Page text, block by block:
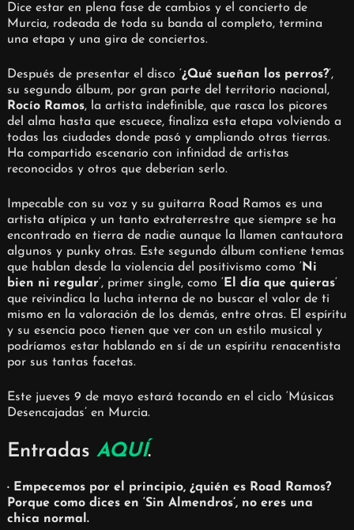
Dice estar en plena fase de cambios y el concierto de
Murcia, rodeada de toda su banda al completo, termina
una etapa y una gira de conciertos.
Después de presentar el disco ‘¿Qué sueñan los perros?‘,
su segundo álbum, por gran parte del territorio nacional,
Rocío Ramos, la artista indefinible, que rasca los picores
del alma hasta que escuece, finaliza esta etapa volviendo a
todas las ciudades donde pasó y ampliando otras tierras.
Ha compartido escenario con infinidad de artistas
reconocidos y otros que deberían serlo.
Impecable con su voz y su guitarra Road Ramos es una
artista atípica y un tanto extraterrestre que siempre se ha
encontrado en tierra de nadie aunque la llamen cantautora
algunos y punky otras. Este segundo álbum contiene temas
que hablan desde la violencia del positivismo como ‘ Ni
bien ni regular‘, primer single, como ‘ El día que quieras‘
que reivindica la lucha interna de no buscar el valor de ti
mismo en la valoración de los demás, entre otras. El espíritu
y su esencia poco tienen que ver con un estilo musical y
podríamos estar hablando en sí de un espíritu renacentista
por sus tantas facetas.
Este jueves 9 de mayo estará tocando en el ciclo ‘Músicas
Desencajadas’ en Murcia.
Entradas AQUÍ.
· Empecemos por el principio, ¿quién es Road Ramos?
Porque como dices en ‘Sin Almendros’, no eres una
chica normal.